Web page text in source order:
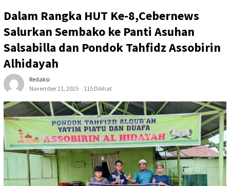
Dalam Rangka HUT Ke-8,Cebernews
Salurkan Sembako ke Panti Asuhan
Salsabilla dan Pondok Tahfidz Assobirin
Alhidayah
Redaksi
November 21, 2025
115 Dilihat